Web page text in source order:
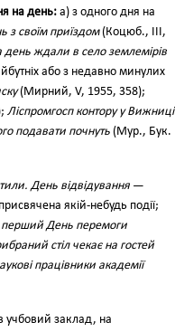
на день: а) з одного дня на
з своїм приїздом(Коцюб., III,
день ждали в село землемірів
або з недавно минулих
(Мирний, V, 1955, 358);
Ліспромгосп контору у Вижниці
подавати почнуть (Мур., Бук.
День відвідування —
якій-небудь події;
День перемоги
стіл чекає на гостей
працівники академії
учбовий заклад, на